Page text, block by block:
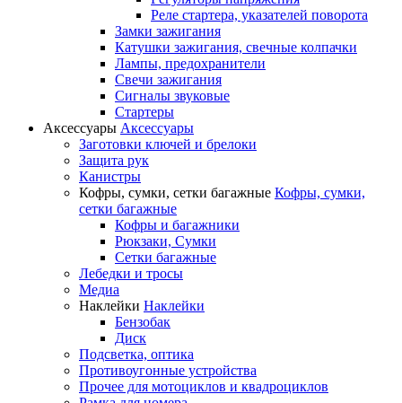
Реле стартера, указателей поворота
Замки зажигания
Катушки зажигания, свечные колпачки
Лампы, предохранители
Свечи зажигания
Сигналы звуковые
Стартеры
Аксессуары Аксессуары
Заготовки ключей и брелоки
Защита рук
Канистры
Кофры, сумки, сетки багажные Кофры, сумки,
сетки багажные
Кофры и багажники
Рюкзаки, Сумки
Сетки багажные
Лебедки и тросы
Медиа
Наклейки Наклейки
Бензобак
Диск
Подсветка, оптика
Противоугонные устройства
Прочее для мотоциклов и квадроциклов